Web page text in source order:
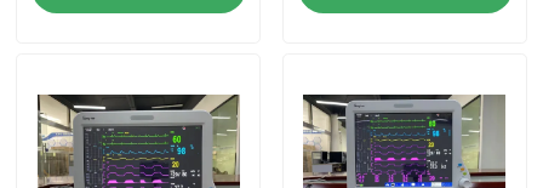
Produkte
Videos